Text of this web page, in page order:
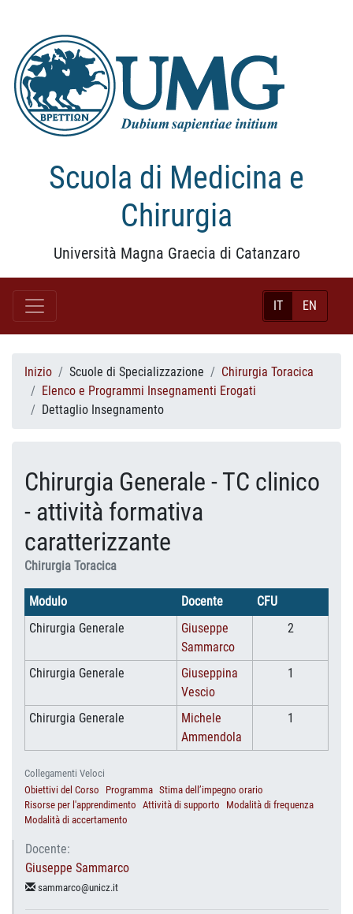
Scuola di Medicina e
Chirurgia
Università Magna Graecia di Catanzaro
IT EN
Inizio Scuole di Specializzazione
Chirurgia Toracica
Elenco e Programmi Insegnamenti Erogati
Dettaglio Insegnamento
Chirurgia Generale - TC clinico
- attività formativa
caratterizzante
Chirurgia Toracica
Modulo Docente
CFU
Chirurgia Generale
Giuseppe
Sammarco
2
Chirurgia Generale
Giuseppina
Vescio
1
Chirurgia Generale
Michele
Ammendola
1
Collegamenti Veloci
Obiettivi del Corso
Programma Stima dell’impegno orario
Risorse per l'apprendimento Attività di supporto
Modalità di frequenza
Modalità di accertamento
Docente:
Giuseppe Sammarco
sammarco@unicz.it